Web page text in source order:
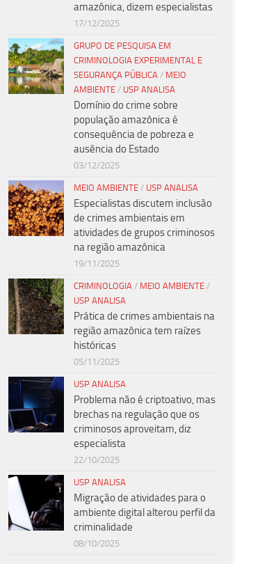
amazônica, dizem especialistas
17/12/2025
GRUPO DE PESQUISA EM
CRIMINOLOGIA EXPERIMENTAL E
SEGURANÇA PÚBLICA / MEIO
AMBIENTE / USP ANALISA
Domínio do crime sobre
população amazônica é
consequência de pobreza e
ausência do Estado
03/12/2025
MEIO AMBIENTE / USP ANALISA
Especialistas discutem inclusão
de crimes ambientais em
atividades de grupos criminosos
na região amazônica
19/11/2025
CRIMINOLOGIA / MEIO AMBIENTE /
USP ANALISA
Prática de crimes ambientais na
região amazônica tem raízes
históricas
05/11/2025
USP ANALISA
Problema não é criptoativo, mas
brechas na regulação que os
criminosos aproveitam, diz
especialista
22/10/2025
USP ANALISA
Migração de atividades para o
ambiente digital alterou perfil da
criminalidade
08/10/2025